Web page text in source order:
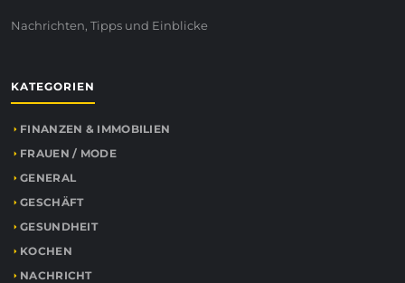
Nachrichten, Tipps und Einblicke
KATEGORIEN
FINANZEN & IMMOBILIEN
FRAUEN / MODE
GENERAL
GESCHÄFT
GESUNDHEIT
KOCHEN
NACHRICHT